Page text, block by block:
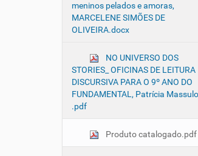
meninos pelados e amoras,
MARCELENE SIMÕES DE
OLIVEIRA.docx
NO UNIVERSO DOS
STORIES_ OFICINAS DE LEITURA
DISCURSIVA PARA O 9º ANO DO
FUNDAMENTAL, Patrícia Massulo
.pdf
Produto catalogado.pdf